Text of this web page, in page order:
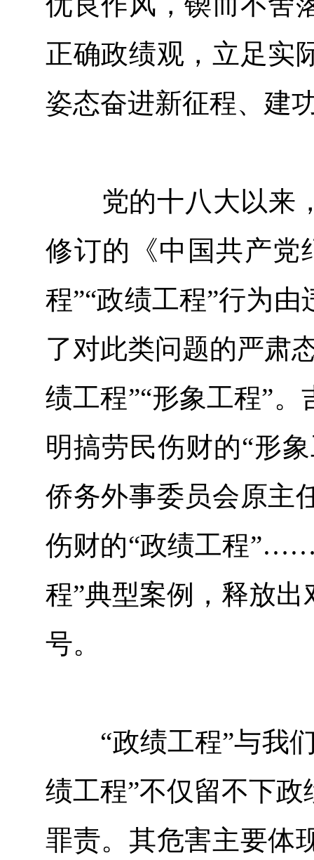
正确政绩观，立足实
姿态奋进新征程、建
党的十八大以来，
修订的《中国共产党
程”“政绩工程”行为
了对此类问题的严肃
绩工程”“形象工程”
明搞劳民伤财的“形
侨务外事委员会原主
伤财的“政绩工程
程”典型案例，释放
号。
“政绩工程”与我们
绩工程”不仅留不下
罪责。其危害主要体